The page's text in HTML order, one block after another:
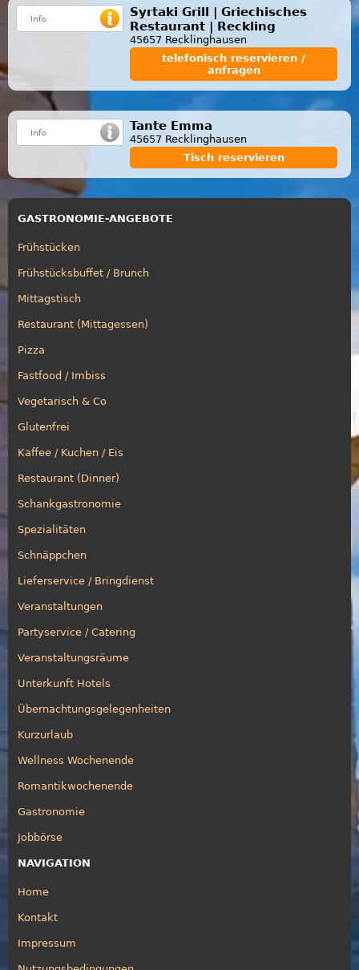
Syrtaki Grill | Griechisches
Restaurant | Reckling
45657 Recklinghausen
telefonisch reservieren /
anfragen
Tante Emma
45657 Recklinghausen
Tisch reservieren
GASTRONOMIE-ANGEBOTE
Frühstücken
Frühstücksbuffet / Brunch
Mittagstisch
Restaurant (Mittagessen)
Pizza
Fastfood / Imbiss
Vegetarisch & Co
Glutenfrei
Kaffee / Kuchen / Eis
Restaurant (Dinner)
Schankgastronomie
Spezialitäten
Schnäppchen
Lieferservice / Bringdienst
Veranstaltungen
Partyservice / Catering
Veranstaltungsräume
Unterkunft Hotels
Übernachtungsgelegenheiten
Kurzurlaub
Wellness Wochenende
Romantikwochenende
Gastronomie
Jobbörse
NAVIGATION
Home
Kontakt
Impressum